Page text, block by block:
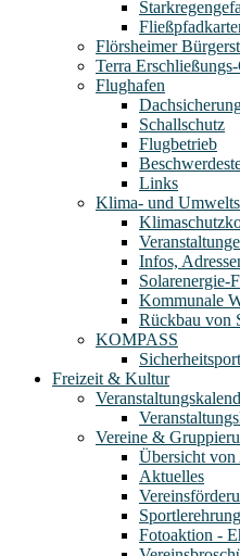
Flörsheimer
Terra
Flughafen
Schallschutz
Flugbetrieb
Links
Klima- und
Infos,
Solarenergie-
Kommunale
Rückbau von
KOMPASS
Freizeit & Kultur
Vereine &
Übersicht von
Aktuelles
Sportlerehrung
Fotoaktion -